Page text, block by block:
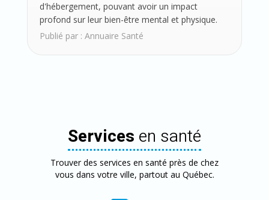
d'hébergement, pouvant avoir un impact
profond sur leur bien-être mental et physique.
Publié par : Annuaire Santé
Services en santé
Trouver des services en santé près de chez
vous dans votre ville, partout au Québec.